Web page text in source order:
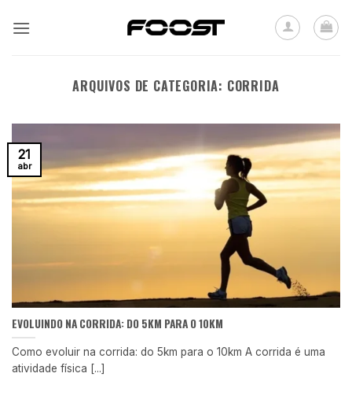
ARQUIVOS DE CATEGORIA: CORRIDA
EVOLUINDO NA CORRIDA: DO 5KM PARA O 10KM
Como evoluir na corrida: do 5km para o 10km A corrida é uma
atividade física [...]
21
abr